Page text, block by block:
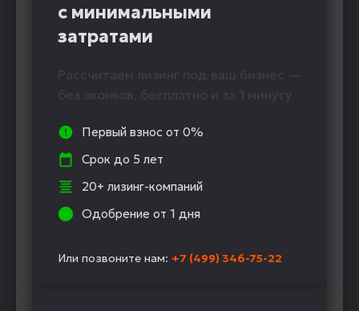
с минимальными
затратами
Рассчитаем лизинг под ваш бизнес —
без звонков, бесплатно и за 1 минуту
Первый взнос от 0%
Срок до 5 лет
20+ лизинг-компаний
Одобрение от 1 дня
Или позвоните нам: +7 (499) 346-75-22